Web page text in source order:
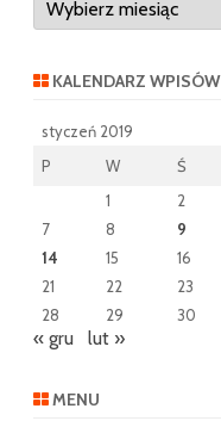
wpisów
KALENDARZ WPISÓW
styczeń 2019
P
W Ś
1
2
7
8 9
14
15 16
21
22 23
28
29 30
« gru lut »
MENU